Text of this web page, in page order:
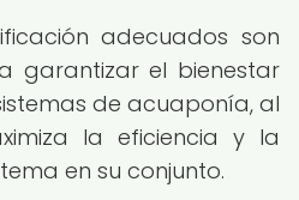
adecuados son
garantizar el bienestar
de acuaponía, al
la eficiencia y la
en su conjunto.